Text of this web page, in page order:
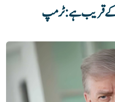
کے قریب ہے: ٹرمپ